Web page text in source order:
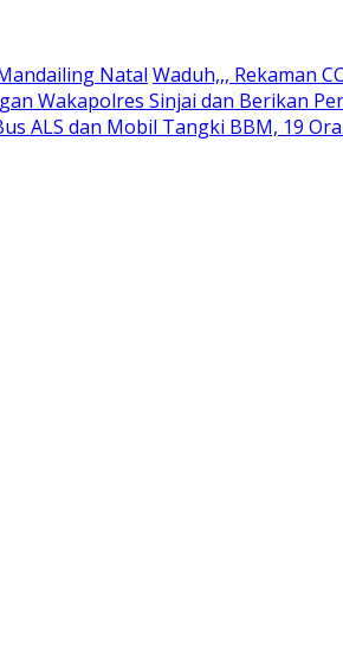
Natal Waduh,,, Rekaman
Wakapolres Sinjai dan Berikan
ALS dan Mobil Tangki BBM, 19